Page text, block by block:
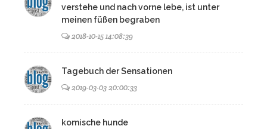
verstehe und nach vorne lebe, ist unter
meinen füßen begraben
2018-10-15 14:08:39
Tagebuch der Sensationen
2019-03-03 20:00:33
komische hunde